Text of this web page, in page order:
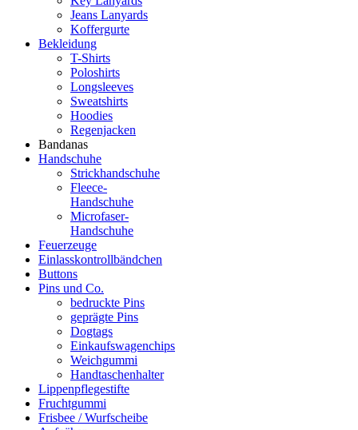
Jeans Lanyards
Koffergurte
Bekleidung
T-Shirts
Poloshirts
Longsleeves
Sweatshirts
Hoodies
Regenjacken
Bandanas
Handschuhe
Strickhandschuhe
Fleece-
Handschuhe
Microfaser-
Handschuhe
Feuerzeuge
Einlasskontrollbändchen
Buttons
Pins und Co.
bedruckte Pins
geprägte Pins
Dogtags
Einkaufswagenchips
Weichgummi
Handtaschenhalter
Lippenpflegestifte
Fruchtgummi
Frisbee / Wurfscheibe